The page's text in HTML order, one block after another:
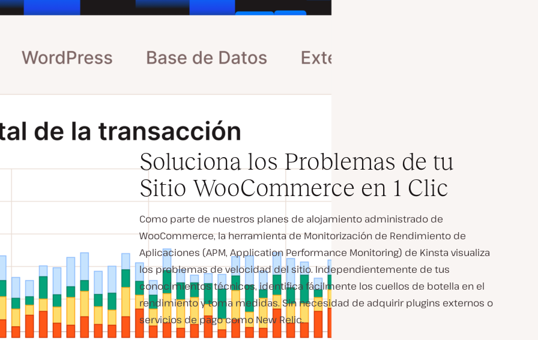
Soluciona los Problemas de tu
Sitio WooCommerce en 1 Clic
Como parte de nuestros planes de alojamiento administrado de
WooCommerce, la herramienta de Monitorización de Rendimiento de
Aplicaciones (APM, Application Performance Monitoring) de Kinsta visualiza
los problemas de velocidad del sitio. Independientemente de tus
conocimientos técnicos, identifica fácilmente los cuellos de botella en el
rendimiento y toma medidas. Sin necesidad de adquirir plugins externos o
servicios de pago como New Relic.